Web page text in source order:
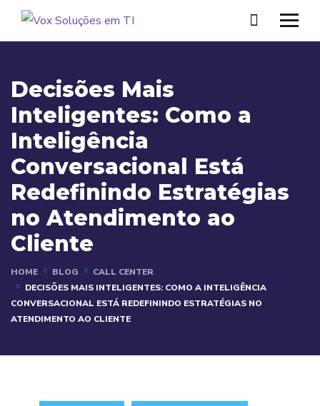
Decisões Mais
Inteligentes: Como a
Inteligência
Conversacional Está
Redefinindo Estratégias
no Atendimento ao
Cliente
HOME BLOG
CALL CENTER
DECISÕES MAIS INTELIGENTES: COMO A INTELIGÊNCIA
CONVERSACIONAL ESTÁ REDEFININDO ESTRATÉGIAS NO
ATENDIMENTO AO CLIENTE